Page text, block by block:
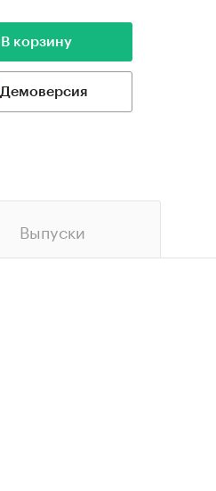
В корзину
Демоверсия
Выпуски